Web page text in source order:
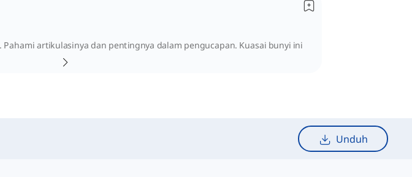
artikulasinya dan pentingnya dalam pengucapan. Kuasai bunyi ini
Unduh